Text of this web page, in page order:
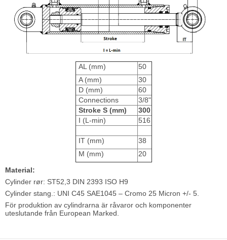
AL (mm)
50
A (mm)
30
D (mm)
60
Connections
3/8"
Stroke S (mm)
300
I (L-min)
516
IT (mm)
38
M (mm)
20
Material:
Cylinder rør: ST52,3 DIN 2393 ISO H9
Cylinder stang.: UNI C45 SAE1045 – Cromo 25 Micron +/- 5.
För produktion av cylindrarna är råvaror och komponenter
uteslutande från European Marked.